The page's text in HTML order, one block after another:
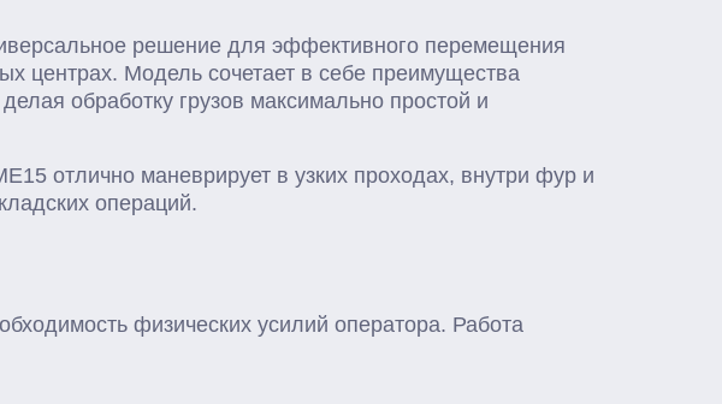
решение для эффективного перемещения
центрах. Модель сочетает в себе преимущества
обработку грузов максимально простой и
отлично маневрирует в узких проходах, внутри фур и
операций.
физических усилий оператора. Работа